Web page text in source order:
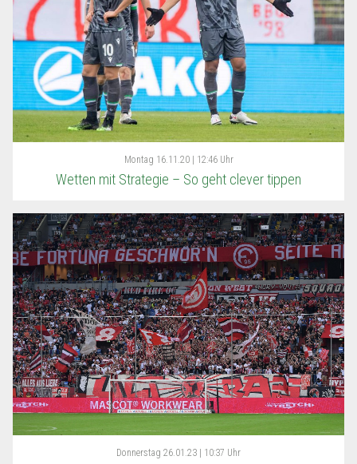
Montag 16.11.20 | 12:46 Uhr
Wetten mit Strategie – So geht clever tippen
Donnerstag 26.01.23 | 10:37 Uhr